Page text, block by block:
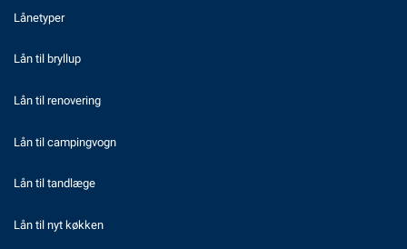
Lånetyper
Lån til bryllup
Lån til renovering
Lån til campingvogn
Lån til tandlæge
Lån til nyt køkken